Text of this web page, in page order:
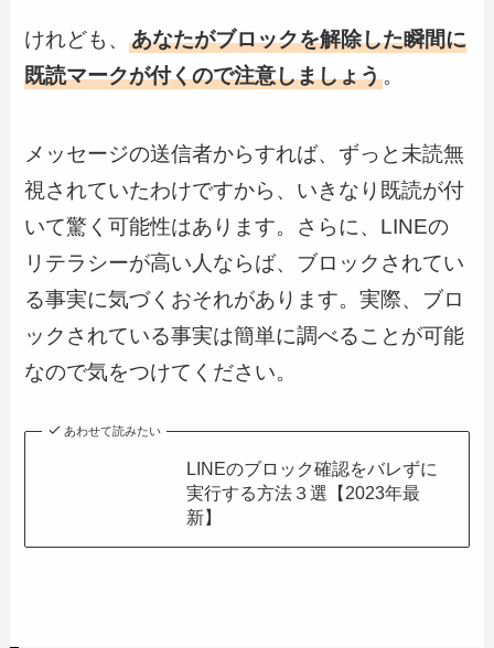
けれども、あなたがブロックを解除した瞬間に
既読マークが付くので注意しましょう。
メッセージの送信者からすれば、ずっと未読無
視されていたわけですから、いきなり既読が付
いて驚く可能性はあります。さらに、LINEの
リテラシーが高い人ならば、ブロックされてい
る事実に気づくおそれがあります。実際、ブロ
ックされている事実は簡単に調べることが可能
なので気をつけてください。
あわせて読みたい
LINEのブロック確認をバレずに
実行する方法３選【2023年最
新】